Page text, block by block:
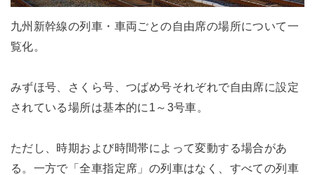
九州新幹線の列車・車両ごとの自由席の場所について一
覧化。
みずほ号、さくら号、つばめ号それぞれで自由席に設定
されている場所は基本的に1～3号車。
ただし、時期および時間帯によって変動する場合があ
る。一方で「全車指定席」の列車はなく、すべての列車